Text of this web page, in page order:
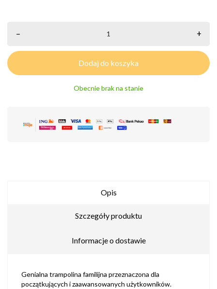
– +
Dodaj do koszyka
Obecnie brak na stanie
Opis
Szczegóły produktu
Informacje o dostawie
Genialna trampolina familijna przeznaczona dla
początkujących i zaawansowanych użytkowników.